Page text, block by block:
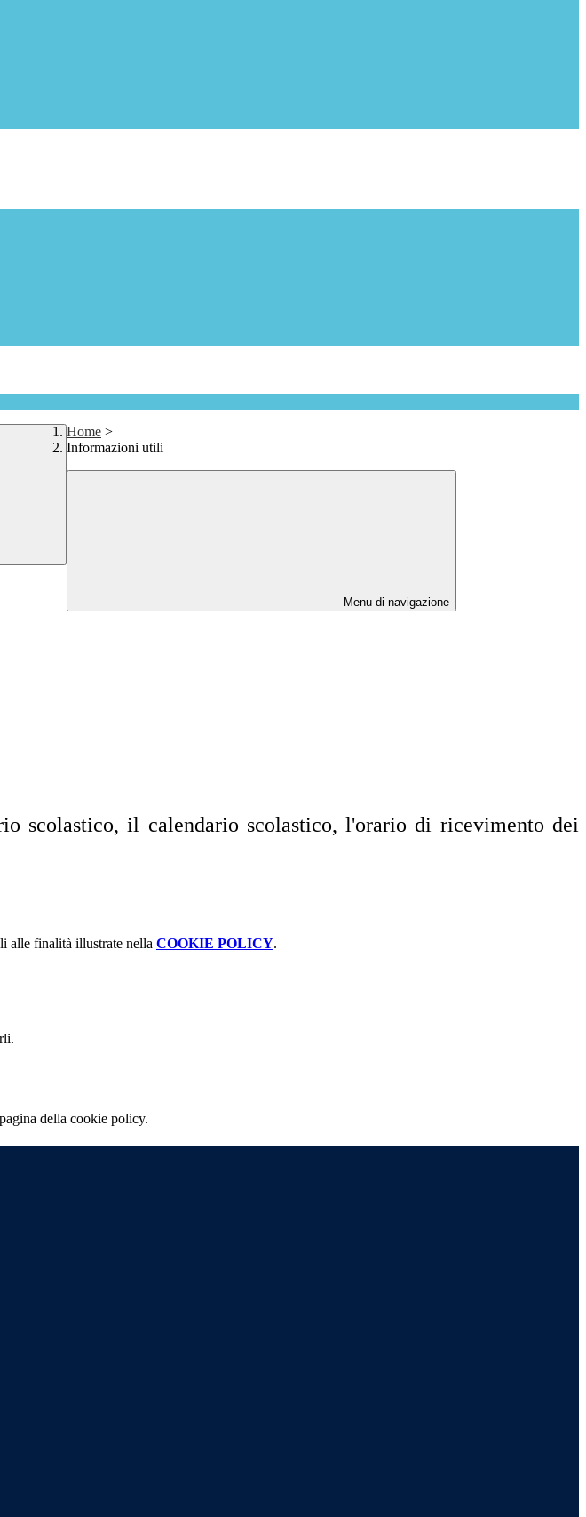
Home >
Informazioni utili
Menu di navigazione
scolastico, il calendario scolastico, l'orario di ricevimento dei
alle finalità illustrate nella COOKIE POLICY.
della cookie policy.